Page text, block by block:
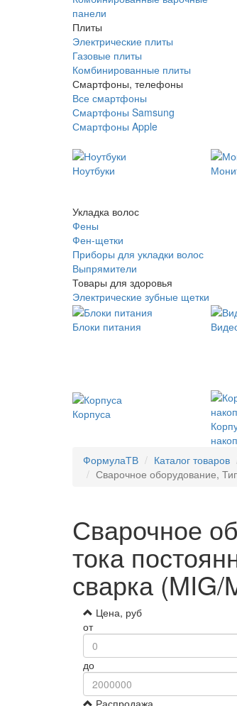
панели
Плиты
Электрические плиты
Газовые плиты
Комбинированные плиты
Смартфоны, телефоны
Все смартфоны
Смартфоны Samsung
Смартфоны Apple
Ноутбуки
Укладка волос
Фены
Фен-щетки
Приборы для укладки волос
Выпрямители
Товары для здоровья
Электрические зубные щетки
Блоки питания
Корпуса
ФормулаТВ Каталог товаров
Сварочное оборудование,
Сварочное
тока
сварка (MIG/
Цена, руб
от
до